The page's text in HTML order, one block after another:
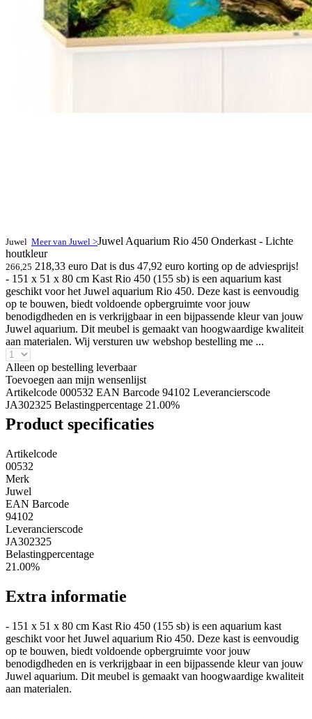
Juwel Meer van Juwel >Juwel Aquarium Rio 450 Onderkast - Lichte
houtkleur
266,25 218,33 euro Dat is dus 47,92 euro korting op de adviesprijs!
- 151 x 51 x 80 cm Kast Rio 450 (155 sb) is een aquarium kast
geschikt voor het Juwel aquarium Rio 450. Deze kast is eenvoudig
op te bouwen, biedt voldoende opbergruimte voor jouw
benodigdheden en is verkrijgbaar in een bijpassende kleur van jouw
Juwel aquarium. Dit meubel is gemaakt van hoogwaardige kwaliteit
aan materialen. Wij versturen uw webshop bestelling me ...
Alleen op bestelling leverbaar
Toevoegen aan mijn wensenlijst
Artikelcode 000532 EAN Barcode 94102 Leverancierscode
JA302325 Belastingpercentage 21.00%
Product specificaties
Artikelcode
00532
Merk
Juwel
EAN Barcode
94102
Leverancierscode
JA302325
Belastingpercentage
21.00%
Extra informatie
- 151 x 51 x 80 cm Kast Rio 450 (155 sb) is een aquarium kast
geschikt voor het Juwel aquarium Rio 450. Deze kast is eenvoudig
op te bouwen, biedt voldoende opbergruimte voor jouw
benodigdheden en is verkrijgbaar in een bijpassende kleur van jouw
Juwel aquarium. Dit meubel is gemaakt van hoogwaardige kwaliteit
aan materialen.